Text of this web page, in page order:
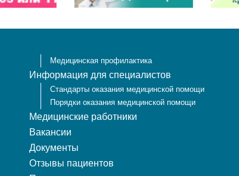
Медицинская профилактика
Информация для специалистов
Стандарты оказания медицинской помощи
Порядки оказания медицинской помощи
Медицинские работники
Вакансии
Документы
Отзывы пациентов